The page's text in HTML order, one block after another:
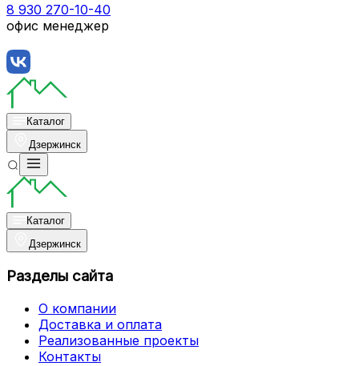
8 930 270-10-40
офис менеджер
Каталог
Дзержинск
Каталог
Дзержинск
Разделы сайта
О компании
Доставка и оплата
Реализованные проекты
Контакты